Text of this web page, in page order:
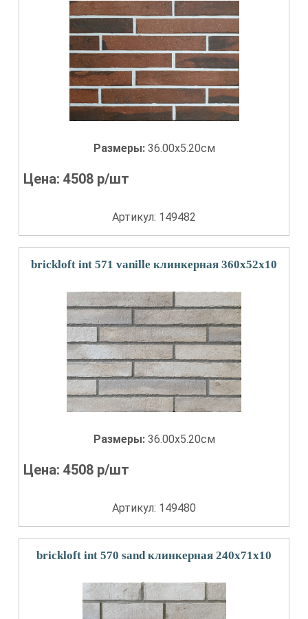
Размеры: 36.00x5.20см
Цена:4508 р/шт
Артикул: 149482
brickloft int 571 vanille клинкерная 360х52х10
Размеры: 36.00x5.20см
Цена:4508 р/шт
Артикул: 149480
brickloft int 570 sand клинкерная 240х71х10